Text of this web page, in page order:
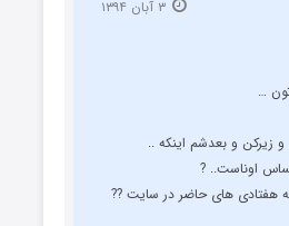
…
زیرکن و بعدشم اینکه ..
اوناست.. ?
هفتادی های حاضر در سایت ??